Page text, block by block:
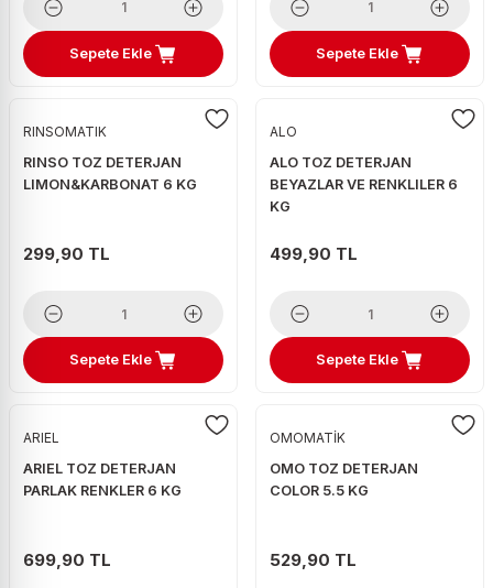
Sepete Ekle Sepete Ekle
RINSOMATIK
RINSO TOZ DETERJAN
LIMON&KARBONAT 6 KG
299,90 TL
Sepete Ekle
ALO
ALO TOZ DETERJAN
BEYAZLAR VE RENKLILER 6
KG
499,90 TL
Sepete Ekle
ARIEL
ARIEL TOZ DETERJAN
PARLAK RENKLER 6 KG
699,90 TL
OMOMATİK
OMO TOZ DETERJAN
COLOR 5.5 KG
529,90 TL